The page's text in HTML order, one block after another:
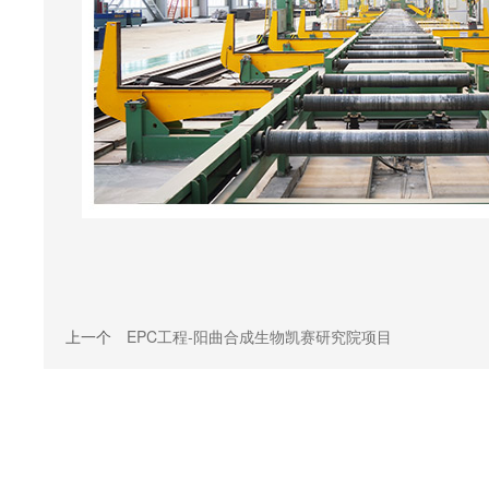
上一个 EPC工程-阳曲合成生物凯赛研究院项目